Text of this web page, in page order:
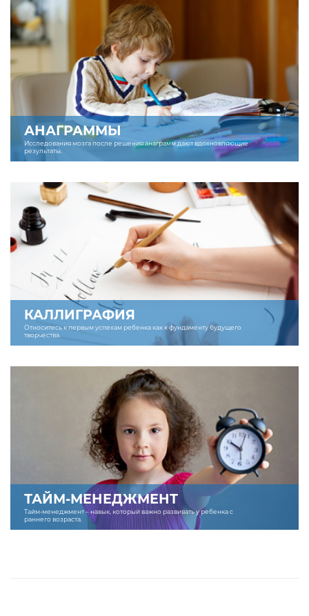
АНАГРАММЫ
Исследования мозга после решения анаграмм дают вдохновляющие
результаты.
КАЛЛИГРАФИЯ
Относитесь к первым успехам ребенка как к фундаменту будущего
творчества.
ТАЙМ-МЕНЕДЖМЕНТ
Тайм-менеджмент – навык, который важно развивать у ребенка с
раннего возраста.